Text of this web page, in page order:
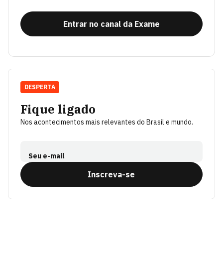
Entrar no canal da Exame
Fique ligado
Nos acontecimentos mais relevantes do Brasil e mundo.
Seu e-mail
Inscreva-se
DESPERTA